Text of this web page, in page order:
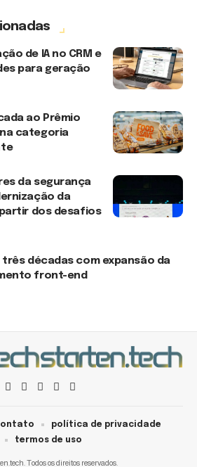
de IA no CRM e
para geração
ao Prêmio
na categoria
da segurança
da
dos desafios
três décadas com expansão da
front-end
Todos os direitos reservados.
política de privacidade
termos de uso